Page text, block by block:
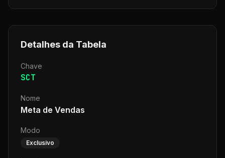
Detalhes da Tabela
Chave
SCT
Nome
Meta de Vendas
Modo
Exclusivo